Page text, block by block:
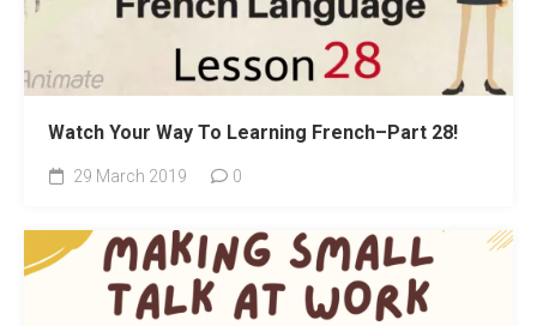
Watch Your Way To Learning French–Part 28!
29 March 2019 0